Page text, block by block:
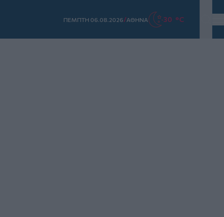
ΠΕΜΠΤΗ 06.08.2026/ΑΘΗΝΑ 30 °C